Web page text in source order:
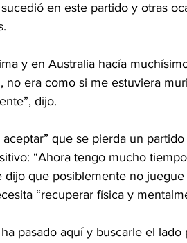
en este partido y otras
y en Australia hacía
no era como si me estuviera
dijo.
que se pierda un
“Ahora tengo mucho
dijo que posiblemente no
“recuperar física y
pasado aquí y buscarle el lado